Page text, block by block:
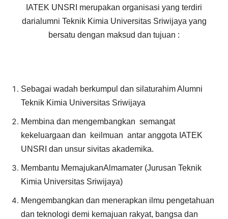
IATEK UNSRI merupakan organisasi yang terdiri
darialumni Teknik Kimia Universitas Sriwijaya yang
bersatu dengan maksud dan tujuan :
Sebagai wadah berkumpul dan silaturahim Alumni
Teknik Kimia Universitas Sriwijaya
Membina dan mengembangkan semangat
kekeluargaan dan keilmuan antar anggota IATEK
UNSRI dan unsur sivitas akademika.
Membantu MemajukanAlmamater (Jurusan Teknik
Kimia Universitas Sriwijaya)
Mengembangkan dan menerapkan ilmu pengetahuan
dan teknologi demi kemajuan rakyat, bangsa dan